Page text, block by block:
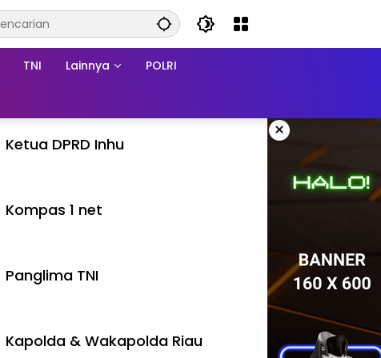
TNI Lainnya POLRI
×
Ketua DPRD Inhu
Kompas 1 net
Panglima TNI
Kapolda & Wakapolda Riau